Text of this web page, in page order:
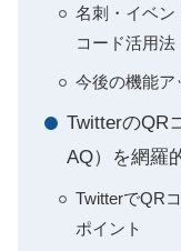
名刺・イベン
コード活用法
今後の機能ア
TwitterのQR
AQ）を網羅
TwitterでQR
ポイント